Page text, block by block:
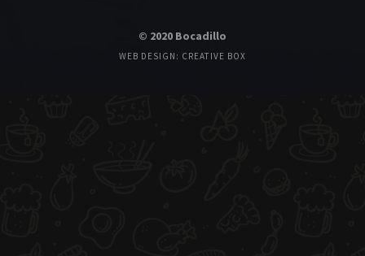
© 2020 Bocadillo
WEB DESIGN: CREATIVE BOX